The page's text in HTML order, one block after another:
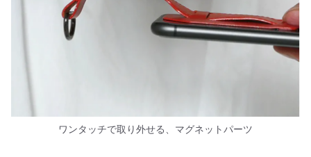
ワンタッチで取り外せる、マグネットパーツ